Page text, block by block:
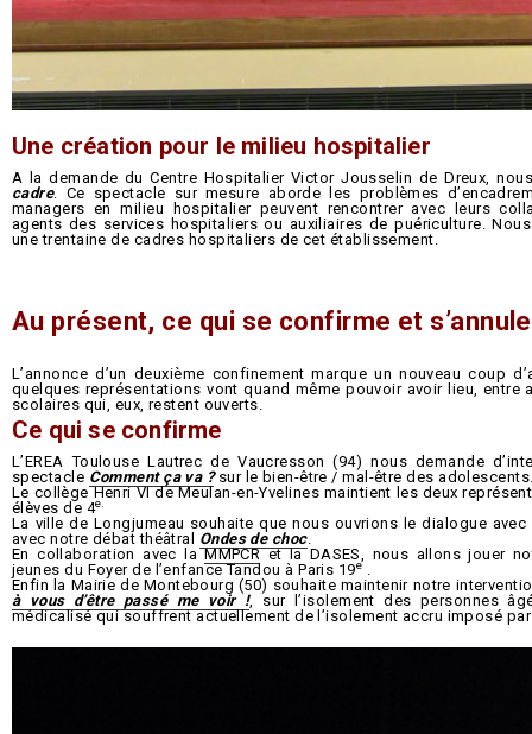
Une création pour le milieu hospitalier
A la demande du Centre Hospitalier Victor Jousselin de Dreux,
cadre. Ce spectacle sur mesure aborde les problèmes
managers en milieu hospitalier peuvent rencontrer avec leurs
agents des services hospitaliers ou auxiliaires de puériculture.
une trentaine de cadres hospitaliers de cet établissement.
Au présent, ce qui se confirme et
L’annonce d’un deuxième confinement marque un nouveau coup
quelques représentations vont quand même pouvoir avoir lieu, entre
scolaires qui, eux, restent ouverts.
Ce qui se confirme
L’EREA Toulouse Lautrec de Vaucresson (94) nous demande
spectacle Comment ça va ?sur le bien-être / mal-être des
Le collège Henri VI de Meulan-en-Yvelines maintient les deux
élèves de 4e.
La ville de Longjumeau souhaite que nous ouvrions le dialogue
avec notre débat théâtral Ondes de choc.
En collaboration avec laMMPCRet la DASES, nous allons jouer
jeunes du Foyer de l’enfance Tandou à Paris 19e .
Enfin la Mairie de Montebourg (50) souhaite maintenir notre
à vous d’être passé me voir !, sur l’isolement des personnes
médicalisé qui souffrent actuellement de l’isolement accru imposé